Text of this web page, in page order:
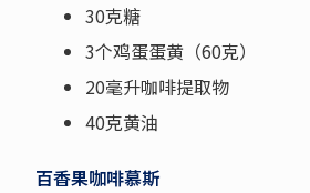
30克糖
3个鸡蛋蛋黄（60克）
20毫升咖啡提取物
40克黄油
百香果咖啡慕斯